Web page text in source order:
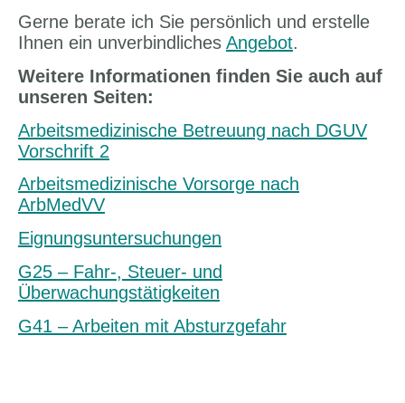
Gerne berate ich Sie persönlich und erstelle
Ihnen ein unverbindliches Angebot.
Weitere Informationen finden Sie auch auf
unseren Seiten:
Arbeitsmedizinische Betreuung nach DGUV
Vorschrift 2
Arbeitsmedizinische Vorsorge nach
ArbMedVV
Eignungsuntersuchungen
G25 – Fahr-, Steuer- und
Überwachungstätigkeiten
G41 – Arbeiten mit Absturzgefahr